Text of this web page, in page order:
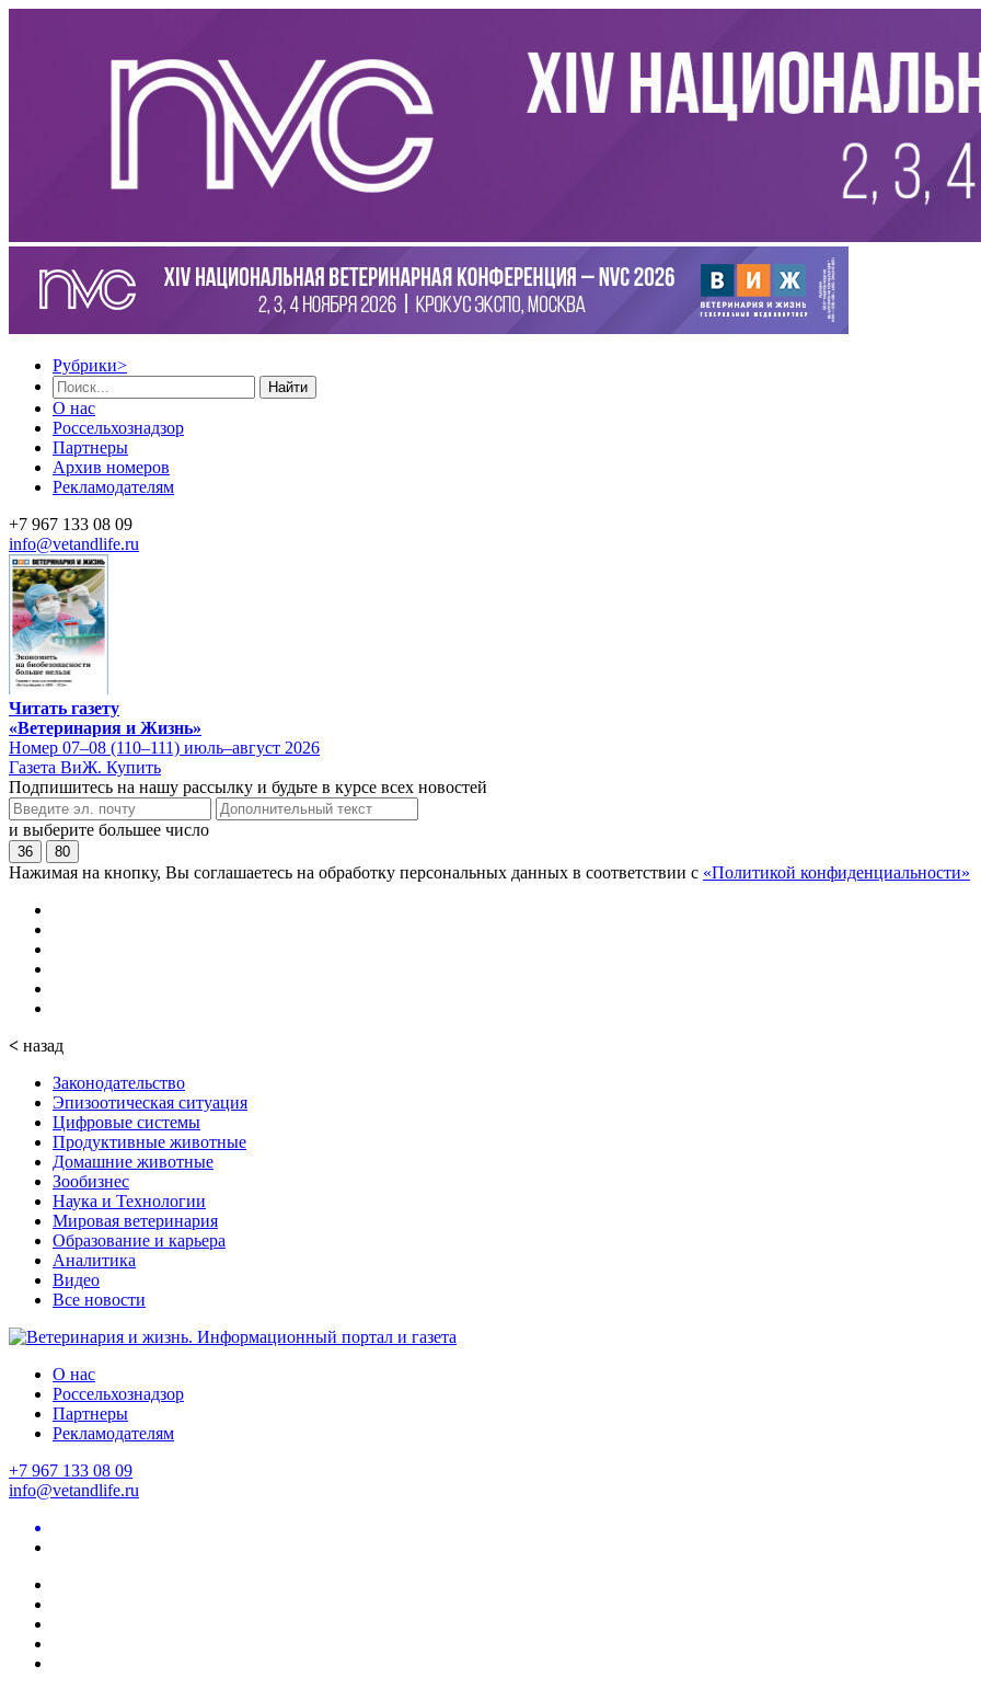
Рубрики>
Найти
О нас
Россельхознадзор
Партнеры
Архив номеров
Рекламодателям
+7 967 133 08 09
info@vetandlife.ru
Читать газету
«Ветеринария и Жизнь»
Номер 07–08 (110–111) июль–август 2026
Газета ВиЖ. Купить
Подпишитесь на нашу рассылку и будьте в курсе всех новостей
и выберите большее число
36 80
Нажимая на кнопку, Вы соглашаетесь на обработку персональных данных в соответствии с «Политикой конфиденциальности»
< назад
Законодательство
Эпизоотическая ситуация
Цифровые системы
Продуктивные животные
Домашние животные
Зообизнес
Наука и Технологии
Мировая ветеринария
Образование и карьера
Аналитика
Видео
Все новости
О нас
Россельхознадзор
Партнеры
Рекламодателям
+7 967 133 08 09
info@vetandlife.ru